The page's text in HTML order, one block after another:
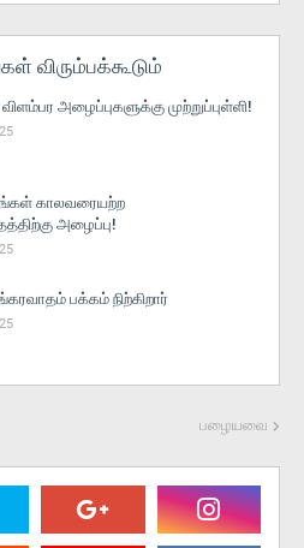
விரும்பக்கூடும்
அழைப்புகளுக்கு முற்றுப்புள்ளி!
காலவரையற்ற
அழைப்பு!
பக்கம் நிற்கிறார்
பழையவை